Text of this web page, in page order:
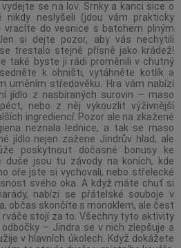
se na lov. Srnky a kanci sice o
nikdy neslyšeli (jdou vám prakticky
vracíte do vesnice s batohem plným
si dejte pozor, aby vás nechytili
trestalo stejně přísně jako krádež!
také byste ji rádi proměnili v chutný
k ohništi, vytáhněte kotlík a
uměním středověku. Hra vám nabízí
jídlo z nasbíraných surovin – maso
nebo z něj vykouzlit výživnější
ingrediencí. Pozor ale na zkažené
neznala lednice, a tak se maso
jídlo nejen zažene Jindrův hlad, ale
poskytnout dočasné bonusy ke
duše jsou tu závody na koních, kde
oře jste si vychovali, nebo střelecké
svého oka. A když máte chuť si
nabízí se přátelské souboje v
občas skončíte s monoklem, ale čest
stojí za to. Všechny tyto aktivity
– Jindra se v nich zlepšuje a
v hlavních úkolech. Když dokážete